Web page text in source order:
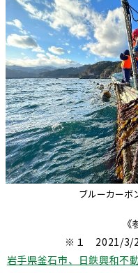
ブルーカーボ
《
※１ 2021/3/
岩手県釜石市、日鉄興和不